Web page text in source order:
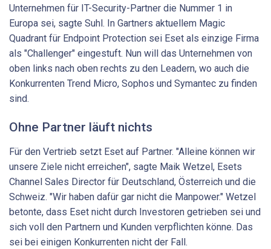
Unternehmen für IT-Security-Partner die Nummer 1 in
Europa sei, sagte Suhl. In Gartners aktuellem Magic
Quadrant für Endpoint Protection sei Eset als einzige Firma
als "Challenger" eingestuft. Nun will das Unternehmen von
oben links nach oben rechts zu den Leadern, wo auch die
Konkurrenten Trend Micro, Sophos und Symantec zu finden
sind.
Ohne Partner läuft nichts
Für den Vertrieb setzt Eset auf Partner. "Alleine können wir
unsere Ziele nicht erreichen", sagte Maik Wetzel, Esets
Channel Sales Director für Deutschland, Österreich und die
Schweiz. "Wir haben dafür gar nicht die Manpower." Wetzel
betonte, dass Eset nicht durch Investoren getrieben sei und
sich voll den Partnern und Kunden verpflichten könne. Das
sei bei einigen Konkurrenten nicht der Fall.